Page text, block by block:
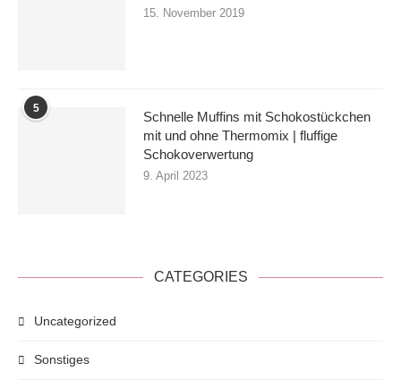
15. November 2019
5
Schnelle Muffins mit Schokostückchen
mit und ohne Thermomix | fluffige
Schokoverwertung
9. April 2023
CATEGORIES
Uncategorized
Sonstiges